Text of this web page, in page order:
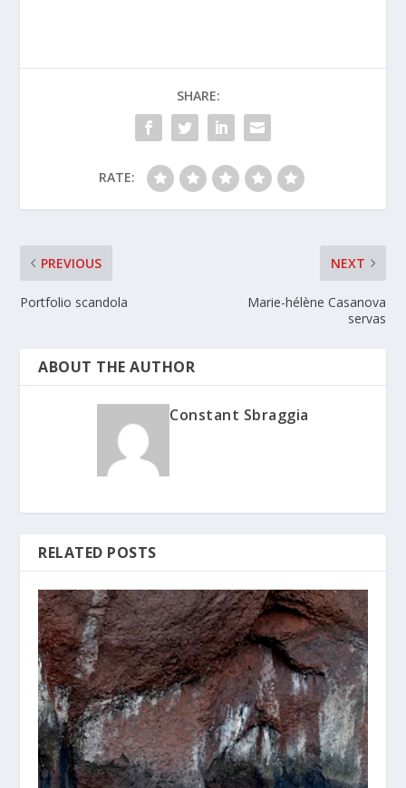
SHARE:
RATE:
PREVIOUS
Portfolio scandola
NEXT
Marie-hélène Casanova
servas
ABOUT THE AUTHOR
Constant Sbraggia
RELATED POSTS